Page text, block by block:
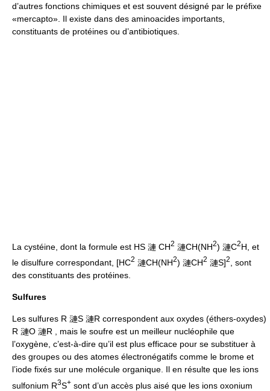
d’autres fonctions chimiques et est souvent désigné par le préfixe
«mercapto». Il existe dans des aminoacides importants,
constituants de protéines ou d’antibiotiques.
La cystéine, dont la formule est HS 漣 CH2 漣CH(NH2) 漣C2H, et
le disulfure correspondant, [HC2 漣CH(NH2) 漣CH2 漣S]2
, sont
des constituants des protéines.
Sulfures
Les sulfures R 漣S 漣R correspondent aux oxydes (éthers-oxydes)
R 漣O 漣R , mais le soufre est un meilleur nucléophile que
l’oxygène, c’est-à-dire qu’il est plus efficace pour se substituer à
des groupes ou des atomes électronégatifs comme le brome et
l’iode fixés sur une molécule organique. Il en résulte que les ions
sulfonium R3S+ sont d’un accès plus aisé que les ions oxonium